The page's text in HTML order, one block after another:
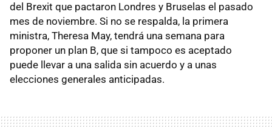
del Brexit que pactaron Londres y Bruselas el pasado
mes de noviembre. Si no se respalda, la primera
ministra, Theresa May, tendrá una semana para
proponer un plan B, que si tampoco es aceptado
puede llevar a una salida sin acuerdo y a unas
elecciones generales anticipadas.